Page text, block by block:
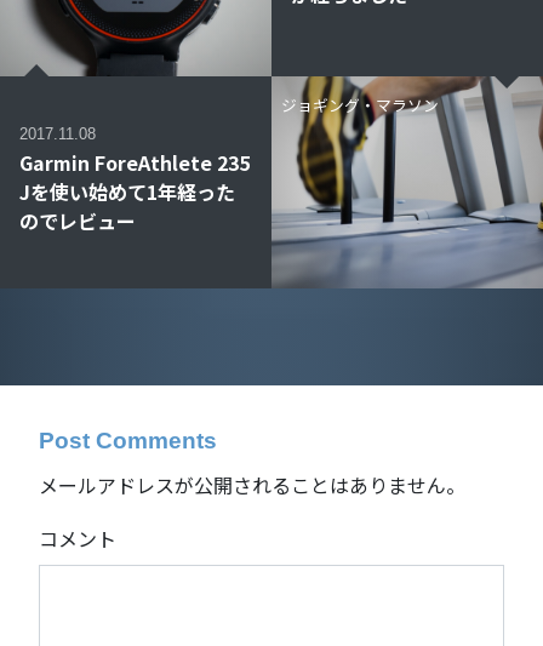
2017.11.08
Garmin ForeAthlete 235
Jを使い始めて1年経った
のでレビュー
ジョギング・マラソン
Post Comments
メールアドレスが公開されることはありません。
コメント